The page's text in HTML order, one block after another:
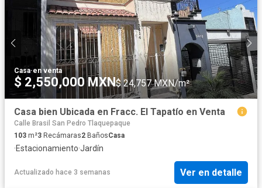
Casa·en venta
$ 2,550,000 MXN$ 24,757 MXN/m²
Casa bien Ubicada en Fracc. El Tapatío en Venta
Calle Brasil San Pedro Tlaquepaque
103 m²3 Recámaras2 BañosCasa
·Estacionamiento·Jardín
Actualizado hace 3 semanas Ver en detalle